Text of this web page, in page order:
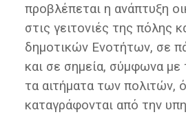
προβλέπεται η ανάπτυξη
στις γειτονιές της πόλης
δημοτικών Ενοτήτων, σε
και σε σημεία, σύμφωνα με
τα αιτήματα των πολιτών,
καταγράφονται από την